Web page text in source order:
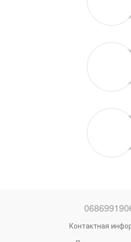
Контактная